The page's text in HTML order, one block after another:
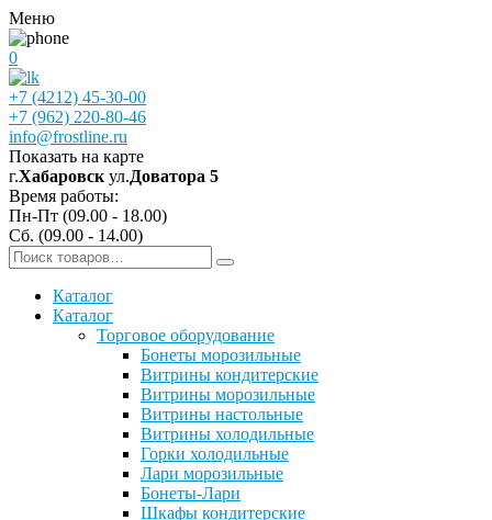
Меню
0
+7 (4212) 45-30-00
+7 (962) 220-80-46
info@frostline.ru
Показать на карте
г.Хабаровск ул.Доватора 5
Время работы:
Пн-Пт (09.00 - 18.00)
Сб. (09.00 - 14.00)
Каталог
Каталог
Торговое оборудование
Бонеты морозильные
Витрины кондитерские
Витрины морозильные
Витрины настольные
Витрины холодильные
Горки холодильные
Лари морозильные
Бонеты-Лари
Шкафы кондитерские